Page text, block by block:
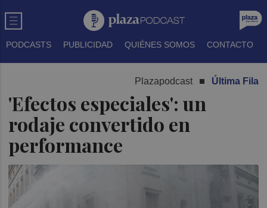
PODCASTS PUBLICIDAD QUIÉNES SOMOS CONTACTO
Plazapodcast Última Fila
'Efectos especiales': un
rodaje convertido en
performance